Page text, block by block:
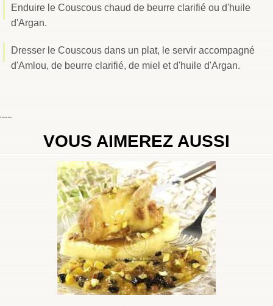
Enduire le Couscous chaud de beurre clarifié ou d'huile
d'Argan.
Dresser le Couscous dans un plat, le servir accompagné
d'Amlou, de beurre clarifié, de miel et d'huile d'Argan.
VOUS AIMEREZ AUSSI